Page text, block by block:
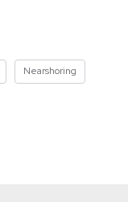
Nearshoring